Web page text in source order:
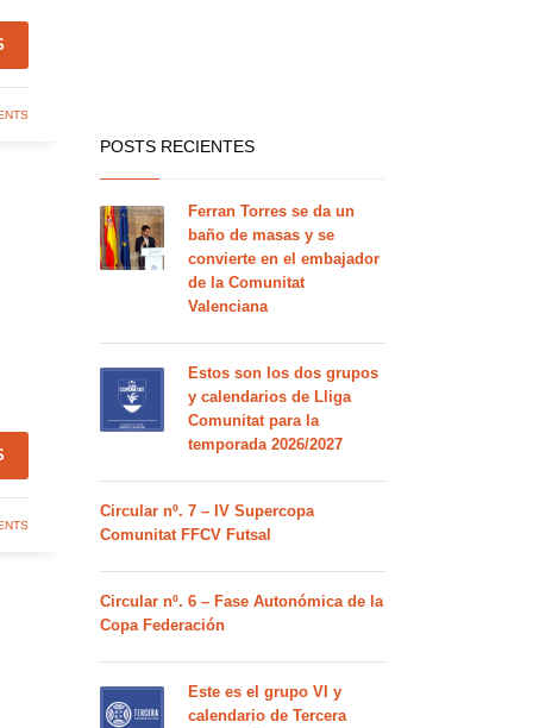
POSTS RECIENTES
Ferran Torres se da un
baño de masas y se
convierte en el embajador
de la Comunitat
Valenciana
Estos son los dos grupos
y calendarios de Lliga
Comunitat para la
temporada 2026/2027
Circular nº. 7 – IV Supercopa
Comunitat FFCV Futsal
Circular nº. 6 – Fase Autonómica de la
Copa Federación
Este es el grupo VI y
calendario de Tercera